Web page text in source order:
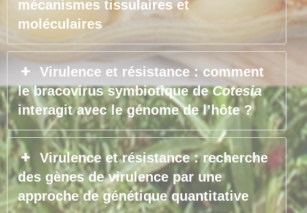
mécanismes tissulaires et
moléculaires
Virulence et résistance : comment
le bracovirus symbiotique deCotesia
interagit avec le génome de l’hôte ?
Virulence et résistance : recherche
des gènes de virulence par une
approche de génétique quantitative